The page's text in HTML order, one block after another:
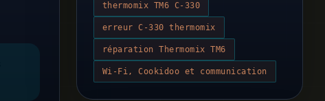
thermomix TM6 C-330
erreur C-330 thermomix
réparation Thermomix TM6
Wi-Fi, Cookidoo et communication